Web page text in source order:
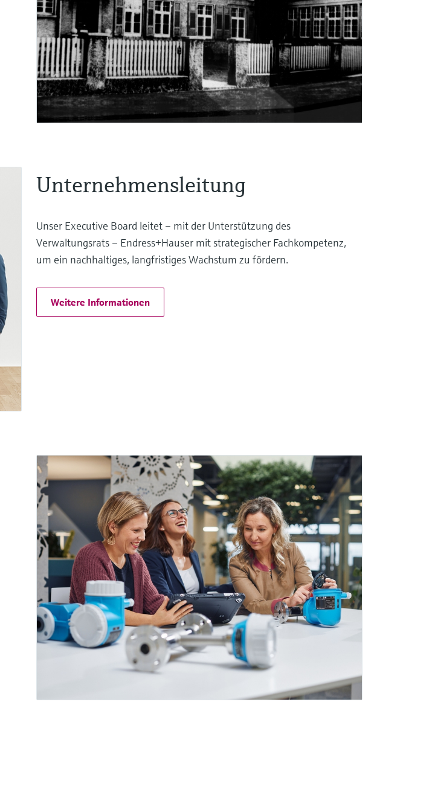
Unternehmensleitung
Unser Executive Board leitet – mit der Unterstützung des
Verwaltungsrats – Endress+Hauser mit strategischer Fachkompetenz,
um ein nachhaltiges, langfristiges Wachstum zu fördern.
Weitere Informationen